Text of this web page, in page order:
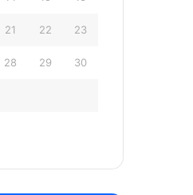
21 22 23
28 29 30